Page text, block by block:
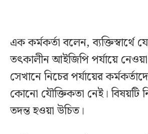
এক কর্মকর্তা বলেন, ব্যক্তিস্বার্থে যে
তৎকালীন আইজিপি পর্যায়ে
সেখানে নিচের পর্যায়ের
কোনো যৌক্তিকতা নেই। বিষয়টি
তদন্ত হওয়া উচিত।